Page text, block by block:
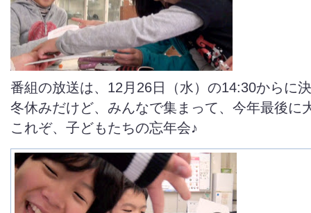
番組の放送は、12月26日（水）の14:30からに
冬休みだけど、みんなで集まって、今年最後に
これぞ、子どもたちの忘年会♪